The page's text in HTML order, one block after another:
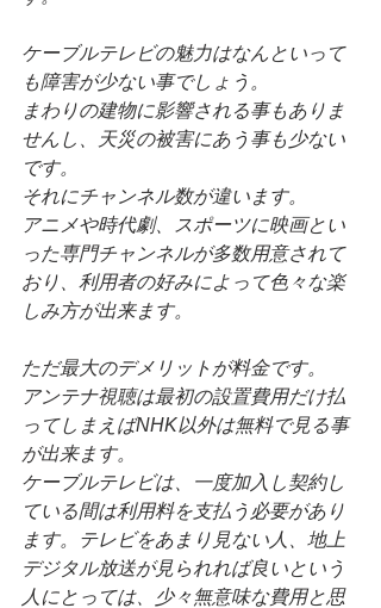
ケーブルテレビの魅力はなんといって
も障害が少ない事でしょう。
まわりの建物に影響される事もありま
せんし、天災の被害にあう事も少ない
です。
それにチャンネル数が違います。
アニメや時代劇、スポーツに映画とい
った専門チャンネルが多数用意されて
おり、利用者の好みによって色々な楽
しみ方が出来ます。
ただ最大のデメリットが料金です。
アンテナ視聴は最初の設置費用だけ払
ってしまえばNHK以外は無料で見る事
が出来ます。
ケーブルテレビは、一度加入し契約し
ている間は利用料を支払う必要があり
ます。テレビをあまり見ない人、地上
デジタル放送が見られれば良いという
人にとっては、少々無意味な費用と思